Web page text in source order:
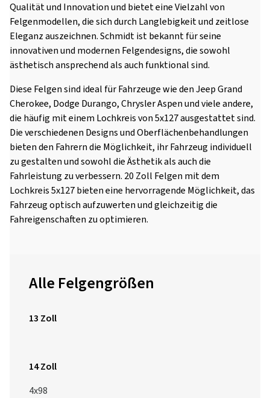
Qualität und Innovation und bietet eine Vielzahl von
Felgenmodellen, die sich durch Langlebigkeit und zeitlose
Eleganz auszeichnen. Schmidt ist bekannt für seine
innovativen und modernen Felgendesigns, die sowohl
ästhetisch ansprechend als auch funktional sind.
Diese Felgen sind ideal für Fahrzeuge wie den Jeep Grand
Cherokee, Dodge Durango, Chrysler Aspen und viele andere,
die häufig mit einem Lochkreis von 5x127 ausgestattet sind.
Die verschiedenen Designs und Oberflächenbehandlungen
bieten den Fahrern die Möglichkeit, ihr Fahrzeug individuell
zu gestalten und sowohl die Ästhetik als auch die
Fahrleistung zu verbessern. 20 Zoll Felgen mit dem
Lochkreis 5x127 bieten eine hervorragende Möglichkeit, das
Fahrzeug optisch aufzuwerten und gleichzeitig die
Fahreigenschaften zu optimieren.
Alle Felgengrößen
13 Zoll
14 Zoll
4x98